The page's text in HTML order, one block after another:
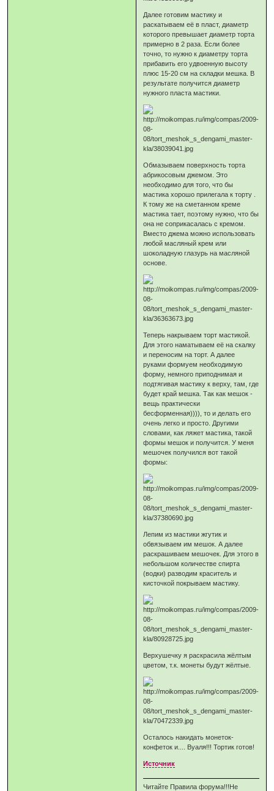
Далее готовим мастику и
раскатываем её в пласт, диаметр
которого превышает диаметр торта
примерно в 2 раза. Если более
точно, то нужно к диаметру торта
прибавить его удвоенную высоту
плюс 15-20 см на складки мешка. В
результате получится диаметр
нужного пласта мастики.
Обмазываем поверхность торта
абрикосовым джемом. Это
необходимо для того, что бы
мастика хорошо прилегала к торту .
К тому же на сметанном креме
мастика тает, поэтому нужно, что бы
она не соприкасалась с кремом.
Вместо джема можно использовать
любой масляный крем или
шоколадную глазурь на масляной
основе.
Теперь накрываем торт мастикой.
Для этого наматываем её на скалку
и переносим на торт. А далее
руками формуем необходимую
форму, немного приподнимая и
подтягивая мастику к верху, там, где
будет край мешка. Так как мешок -
вещь практически
бесформенная)))), то и делать его
очень легко и просто. Другими
словами, как ляжет мастика, такой
формы мешок и получится. У меня
мешочек получился вот такой
формы:
Лепим из мастики жгутик и
обвязываем им мешок. А далее
раскрашиваем мешочек. Для этого в
небольшом количестве спирта
(водки) разводим краситель и
кисточкой покрываем мастику.
Верхушечку я раскрасила жёлтым
цветом, т.к. монеты будут жёлтые.
Осталось накидать монеток-
конфеток и.... Вуаля!!! Тортик готов!
Источник
Читайте Правила форума!!!Не